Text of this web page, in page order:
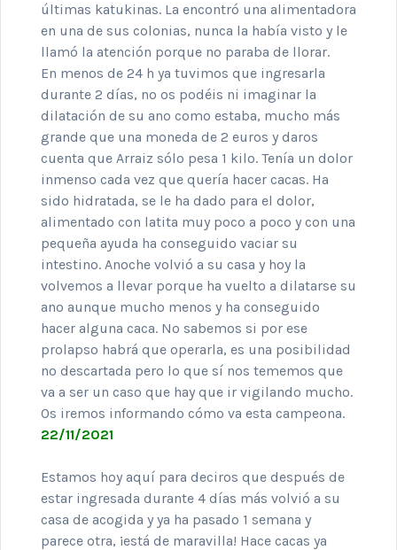
últimas katukinas. La encontró una alimentadora
en una de sus colonias, nunca la había visto y le
llamó la atención porque no paraba de llorar.
En menos de 24 h ya tuvimos que ingresarla
durante 2 días, no os podéis ni imaginar la
dilatación de su ano como estaba, mucho más
grande que una moneda de 2 euros y daros
cuenta que Arraiz sólo pesa 1 kilo. Tenía un dolor
inmenso cada vez que quería hacer cacas. Ha
sido hidratada, se le ha dado para el dolor,
alimentado con latita muy poco a poco y con una
pequeña ayuda ha conseguido vaciar su
intestino. Anoche volvió a su casa y hoy la
volvemos a llevar porque ha vuelto a dilatarse su
ano aunque mucho menos y ha conseguido
hacer alguna caca. No sabemos si por ese
prolapso habrá que operarla, es una posibilidad
no descartada pero lo que sí nos tememos que
va a ser un caso que hay que ir vigilando mucho.
Os iremos informando cómo va esta campeona.
22/11/2021
Estamos hoy aquí para deciros que después de
estar ingresada durante 4 días más volvió a su
casa de acogida y ya ha pasado 1 semana y
parece otra, ¡está de maravilla! Hace cacas ya